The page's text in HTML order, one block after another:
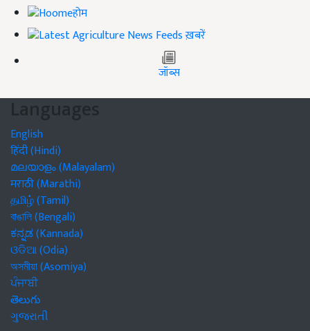
होम
ख़बरें
जॉब्स
Languages
English
हिंदी (Hindi)
മലയാളം (Malayalam)
मराठी (Marathi)
தமிழ் (Tamil)
বাঙালি (Bengali)
ಕನ್ನಡ (Kannada)
ଓଡିଆ (Odia)
অসমীয়া (Asomiya)
ਪੰਜਾਬੀ
తెలుగు
ગુજરાતી